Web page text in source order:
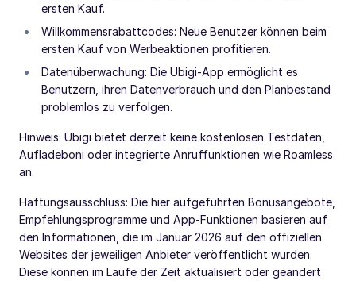
ersten Kauf.
Willkommensrabattcodes: Neue Benutzer können beim
ersten Kauf von Werbeaktionen profitieren.
Datenüberwachung: Die Ubigi-App ermöglicht es
Benutzern, ihren Datenverbrauch und den Planbestand
problemlos zu verfolgen.
Hinweis: Ubigi bietet derzeit keine kostenlosen Testdaten,
Aufladeboni oder integrierte Anruffunktionen wie Roamless
an.
Haftungsausschluss: Die hier aufgeführten Bonusangebote,
Empfehlungsprogramme und App-Funktionen basieren auf
den Informationen, die im Januar 2026 auf den offiziellen
Websites der jeweiligen Anbieter veröffentlicht wurden.
Diese können im Laufe der Zeit aktualisiert oder geändert